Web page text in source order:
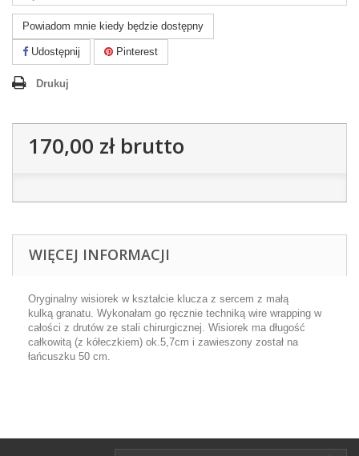
Powiadom mnie kiedy będzie dostępny
Udostępnij Pinterest
Drukuj
170,00 złbrutto
WIĘCEJ INFORMACJI
Oryginalny wisiorek w kształcie klucza z sercem z małą
kulką granatu. Wykonałam go ręcznie techniką wire wrapping w
całości z drutów ze stali chirurgicznej. Wisiorek ma długość
całkowitą (z kółeczkiem) ok.5,7cm i zawieszony został na
łańcuszku 50 cm.